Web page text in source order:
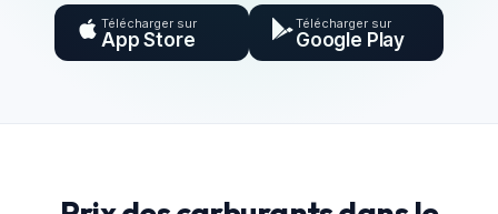
Télécharger sur
App Store
Télécharger sur
Google Play